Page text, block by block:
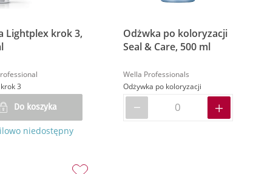
Lightplex krok 3,
3
Do koszyka
niedostępny
Odżwka po koloryzacji
Seal & Care, 500 ml
Wella Professionals
Odżywka po koloryzacji